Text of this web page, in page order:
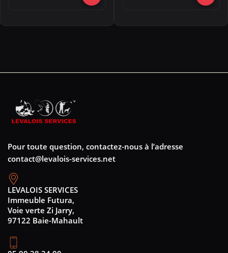
Pour toute question, contactez-nous à l’adresse
contact@levalois-services.net
LEVALOIS SERVICES
Immeuble Futura,
Voie verte Zi Jarry,
97122 Baie-Mahault